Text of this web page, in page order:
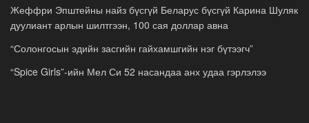
Жеффри Эпштейны найз бүсгүй Беларус бүсгүй Карина Шуляк
дуулиант арлын шилтгээн, 100 сая доллар авна
“Солонгосын эдийн засгийн гайхамшгийн нэг бүтээгч”
“Spice Girls”-ийн Мел Си 52 насандаа анх удаа гэрлэлээ